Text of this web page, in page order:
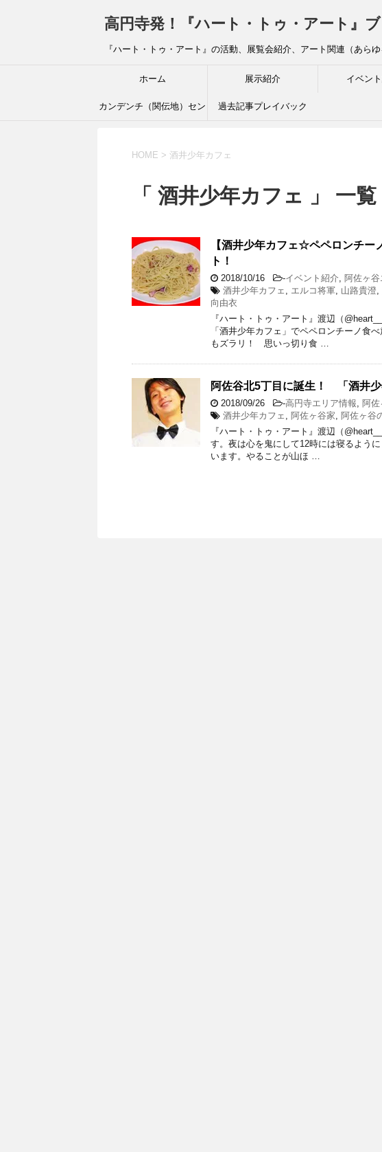
高円寺発！『ハート・トゥ・アート』
『ハート・トゥ・アート』の活動、展覧会紹介、アート関連（あら
ホーム 展示紹介 イベン
カンデンチ（関伝地）セン 過去記事プレイバック
HOME > 酒井少年カフェ
「 酒井少年カフェ 」 一覧
【酒井少年カフェ☆ペペロンチー
ト！
2018/10/16 -イベント紹介, 阿佐ヶ
酒井少年カフェ , エルコ将軍, 山路貴澄,
向由衣
『ハート・トゥ・アート』渡辺（
「酒井少年カフェ」でペペロンチーノ食
もズラリ！ 思いっ切り食 …
阿佐谷北5丁目に誕生！ 「酒井
2018/09/26 -高円寺エリア情報, 阿
酒井少年カフェ , 阿佐ヶ谷家, 阿佐ヶ谷
『ハート・トゥ・アート』渡辺（
す。夜は心を鬼にして12時には寝るよう
います。やることが山ほ …